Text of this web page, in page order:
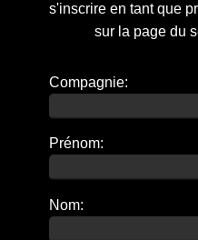
s'inscrire en tant que
sur la page du
Compagnie:
Prénom:
Nom: